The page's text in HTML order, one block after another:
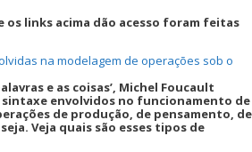
os links acima dão acesso foram feitas
na modelagem de operações sob o
e as coisas’, Michel Foucault
envolvidos no funcionamento de
de produção, de pensamento, de
Veja quais são esses tipos de